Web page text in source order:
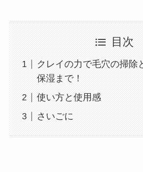
目次
クレイの力で毛穴の掃除
保湿まで！
使い方と使用感
さいごに